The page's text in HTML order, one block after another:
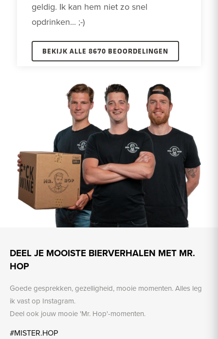
geldig. Ik kan hem niet zo snel
opdrinken... ;-)
BEKIJK ALLE 8670 BEOORDELINGEN
DEEL JE MOOISTE BIERVERHALEN MET MR.
HOP
Goede gesprekken, gezelligheid, mooie momenten. Alles leg
ik vast op Instagram.
Deel ook jouw mooie 'Mr. Hop'-momenten.
#MISTER.HOP